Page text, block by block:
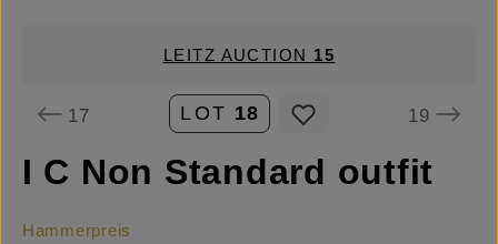
LEITZ AUCTION 15
17 LOT 18 19
I C Non Standard outfit
Hammerpreis